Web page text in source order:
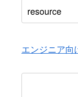
エンジニア向